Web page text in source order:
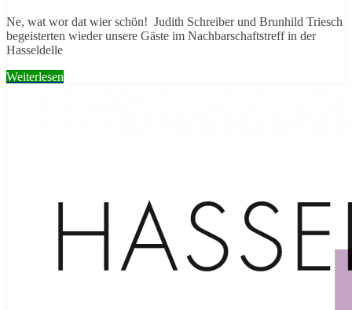
Ne, wat wor dat wier schön! Judith Schreiber und Brunhild Triesch
begeisterten wieder unsere Gäste im Nachbarschaftstreff in der
Hasseldelle
Weiterlesen